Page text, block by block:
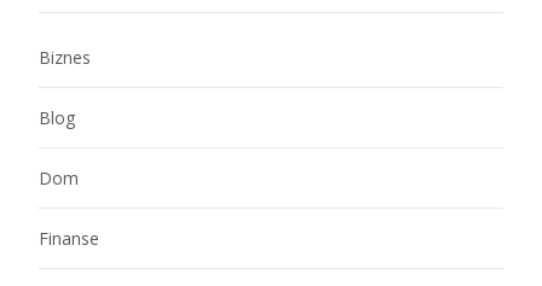
Biznes
Blog
Dom
Finanse